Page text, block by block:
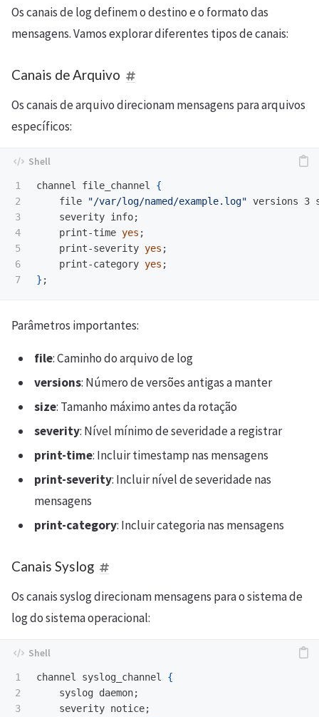
Os canais de log definem o destino e o formato das
mensagens. Vamos explorar diferentes tipos de canais:
Canais de Arquivo
Os canais de arquivo direcionam mensagens para arquivos
específicos:
1
2
3
4
5
6
channel file_channel {
    file
"/var/log/named/example.log" versions 3
    severity info
;
    print-time
yes ;
    print-severity
yes ;
    print-category
yes ;
} ;
Parâmetros importantes:
file: Caminho do arquivo de log
versions: Número de versões antigas a manter
size: Tamanho máximo antes da rotação
severity: Nível mínimo de severidade a registrar
print-time: Incluir timestamp nas mensagens
print-severity: Incluir nível de severidade nas
mensagens
print-category: Incluir categoria nas mensagens
Canais Syslog
Os canais syslog direcionam mensagens para o sistema de
log do sistema operacional:
1
2
3
channel syslog_channel {
    syslog daemon
;
    severity notice
;